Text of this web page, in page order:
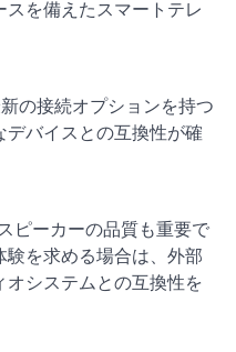
を備えたスマートテレ
の接続オプションを持つ
バイスとの互換性が確
ピーカーの品質も重要で
を求める場合は、外部
システムとの互換性を